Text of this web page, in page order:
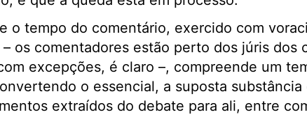
o tempo do comentário, exercido com
os comentadores estão perto dos júris dos
excepções, é claro –, compreende um
o essencial, a suposta
extraídos do debate para ali, entre